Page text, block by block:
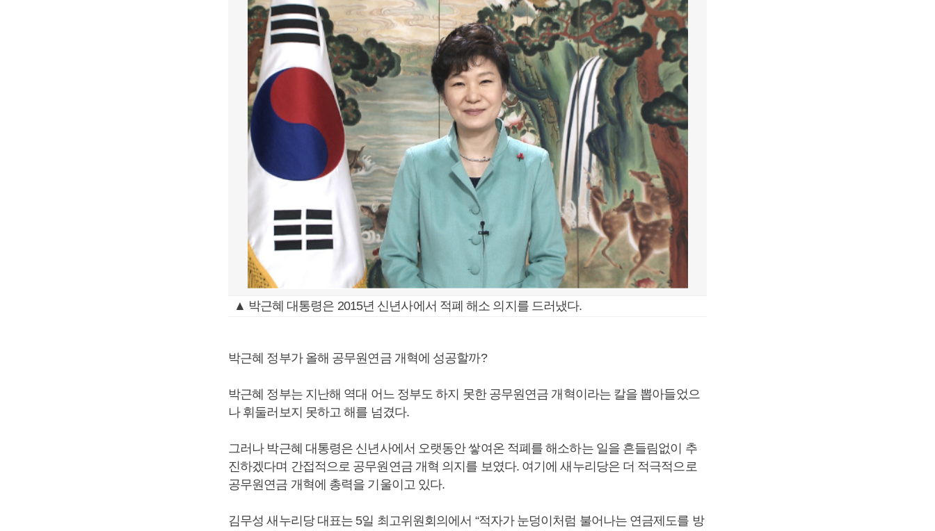
▲ 박근혜 대통령은 2015년 신년사에서 적폐 해소 의지를 드러냈다.
박근혜 정부가 올해 공무원연금 개혁에 성공할까?
박근혜 정부는 지난해 역대 어느 정부도 하지 못한 공무원연금 개혁이라는 칼을 뽑아들었으
나 휘둘러보지 못하고 해를 넘겼다.
그러나 박근혜 대통령은 신년사에서 오랫동안 쌓여온 적폐를 해소하는 일을 흔들림없이 추
진하겠다며 간접적으로 공무원연금 개혁 의지를 보였다. 여기에 새누리당은 더 적극적으로
공무원연금 개혁에 총력을 기울이고 있다.
김무성 새누리당 대표는 5일 최고위원회의에서 “적자가 눈덩이처럼 불어나는 연금제도를 방